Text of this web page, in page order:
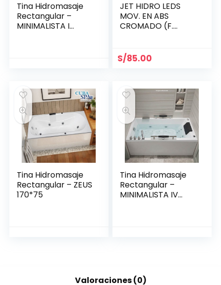
Tina Hidromasaje
Rectangular –
MINIMALISTA I
JET HIDRO LEDS
MOV. EN ABS
CROMADO (F.
«LG»
S/85.00
Tina Hidromasaje
Rectangular – ZEUS
170*75
Tina Hidromasaje
Rectangular –
MINIMALISTA IV
Valoraciones (0)